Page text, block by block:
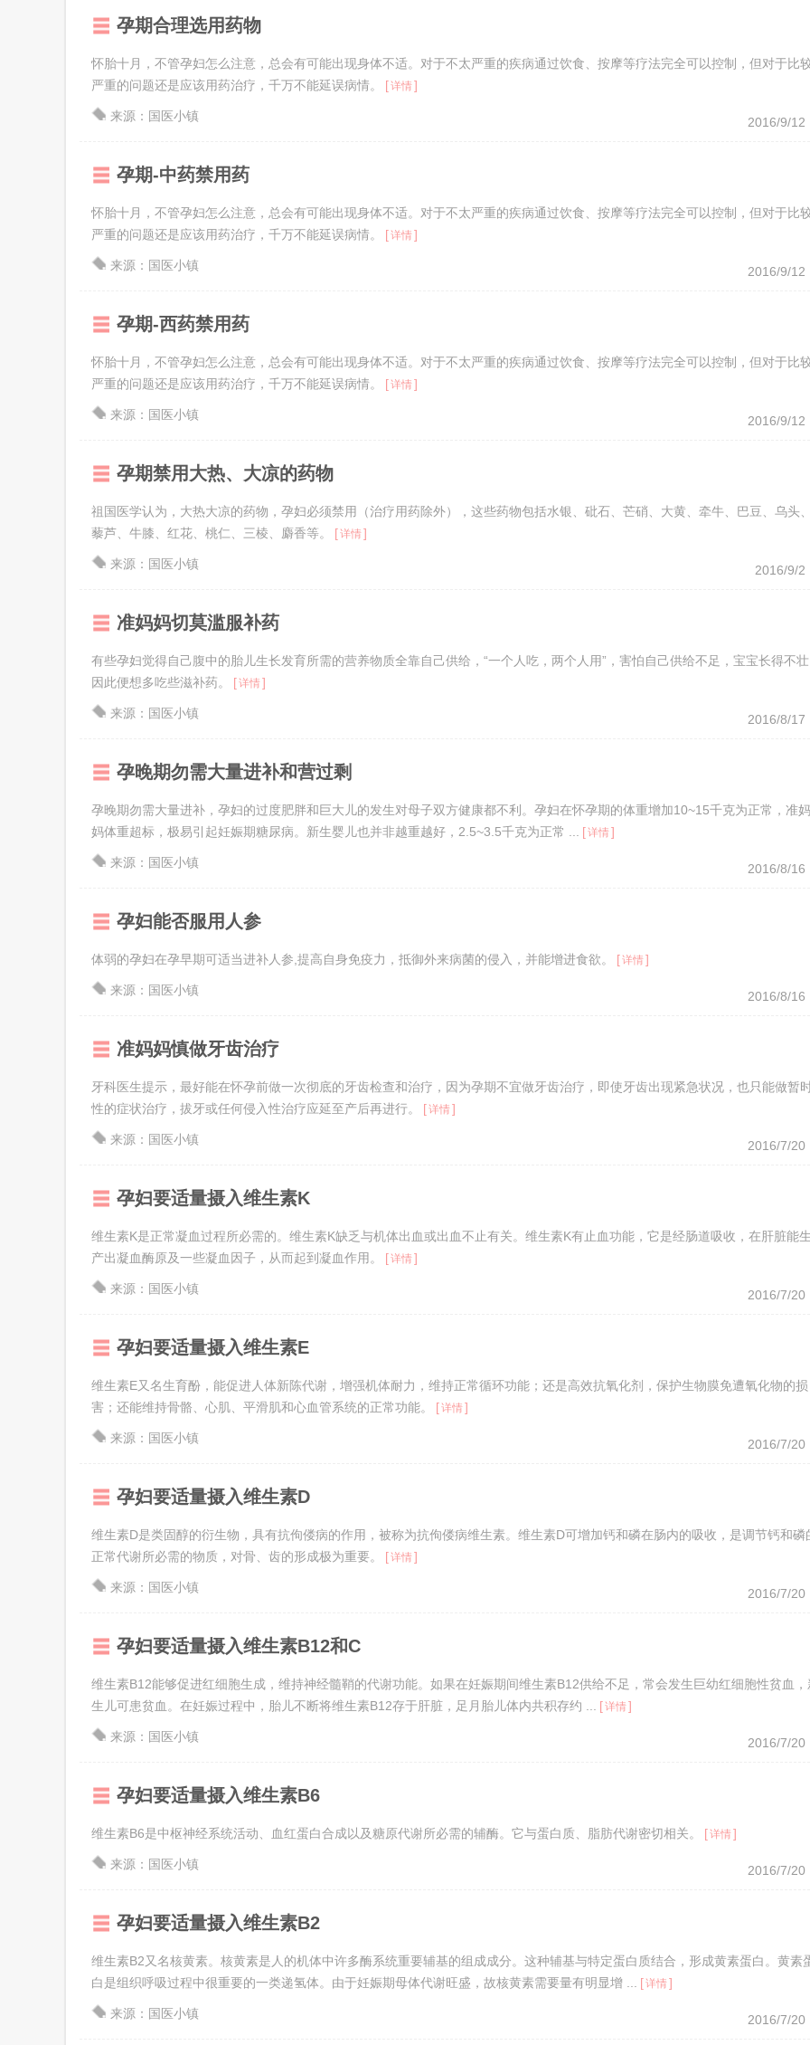
孕期合理选用药物
怀胎十月，不管孕妇怎么注意，总会有可能出现身体不适。对于不太严重的疾病通过饮食、按摩等疗法完全可以控制，但对于比
严重的问题还是应该用药治疗，千万不能延误病情。
[详情]
2016/9/12
来源：国医小镇
孕期-中药禁用药
怀胎十月，不管孕妇怎么注意，总会有可能出现身体不适。对于不太严重的疾病通过饮食、按摩等疗法完全可以控制，但对于比
严重的问题还是应该用药治疗，千万不能延误病情。
[详情]
2016/9/12
来源：国医小镇
孕期-西药禁用药
怀胎十月，不管孕妇怎么注意，总会有可能出现身体不适。对于不太严重的疾病通过饮食、按摩等疗法完全可以控制，但对于比
严重的问题还是应该用药治疗，千万不能延误病情。
[详情]
2016/9/12
来源：国医小镇
孕期禁用大热、大凉的药物
祖国医学认为，大热大凉的药物，孕妇必须禁用（治疗用药除外），这些药物包括水银、砒石、芒硝、大黄、牵牛、巴豆、乌头
藜芦、牛膝、红花、桃仁、三棱、麝香等。
[详情]
2016/9/2
来源：国医小镇
准妈妈切莫滥服补药
有些孕妇觉得自己腹中的胎儿生长发育所需的营养物质全靠自己供给，“一个人吃，两个人用”，害怕自己供给不足，宝宝长得不
因此便想多吃些滋补药。
[详情]
2016/8/17
来源：国医小镇
孕晚期勿需大量进补和营过剩
孕晚期勿需大量进补，孕妇的过度肥胖和巨大儿的发生对母子双方健康都不利。孕妇在怀孕期的体重增加10~15千克为正常，准妈
妈体重超标，极易引起妊娠期糖尿病。新生婴儿也并非越重越好，2.5~3.5千克为正常 ...
[详情]
2016/8/16
来源：国医小镇
孕妇能否服用人参
体弱的孕妇在孕早期可适当进补人参,提高自身免疫力，抵御外来病菌的侵入，并能增进食欲。 [详情]
2016/8/16
来源：国医小镇
准妈妈慎做牙齿治疗
牙科医生提示，最好能在怀孕前做一次彻底的牙齿检查和治疗，因为孕期不宜做牙齿治疗，即使牙齿出现紧急状况，也只能做暂
性的症状治疗，拔牙或任何侵入性治疗应延至产后再进行。
[详情]
2016/7/20
来源：国医小镇
孕妇要适量摄入维生素K
维生素K是正常凝血过程所必需的。维生素K缺乏与机体出血或出血不止有关。维生素K有止血功能，它是经肠道吸收，在肝脏能
产出凝血酶原及一些凝血因子，从而起到凝血作用。
[详情]
2016/7/20
来源：国医小镇
孕妇要适量摄入维生素E
维生素E又名生育酚，能促进人体新陈代谢，增强机体耐力，维持正常循环功能；还是高效抗氧化剂，保护生物膜免遭氧化物的损
害；还能维持骨骼、心肌、平滑肌和心血管系统的正常功能。
[详情]
2016/7/20
来源：国医小镇
孕妇要适量摄入维生素D
维生素D是类固醇的衍生物，具有抗佝偻病的作用，被称为抗佝偻病维生素。维生素D可增加钙和磷在肠内的吸收，是调节钙和磷
正常代谢所必需的物质，对骨、齿的形成极为重要。
[详情]
2016/7/20
来源：国医小镇
孕妇要适量摄入维生素B12和C
维生素B12能够促进红细胞生成，维持神经髓鞘的代谢功能。如果在妊娠期间维生素B12供给不足，常会发生巨幼红细胞性贫血，
生儿可患贫血。在妊娠过程中，胎儿不断将维生素B12存于肝脏，足月胎儿体内共积存约 ...
[详情]
2016/7/20
来源：国医小镇
孕妇要适量摄入维生素B6
维生素B6是中枢神经系统活动、血红蛋白合成以及糖原代谢所必需的辅酶。它与蛋白质、脂肪代谢密切相关。 [详情]
2016/7/20
来源：国医小镇
孕妇要适量摄入维生素B2
维生素B2又名核黄素。核黄素是人的机体中许多酶系统重要辅基的组成成分。这种辅基与特定蛋白质结合，形成黄素蛋白。黄素
白是组织呼吸过程中很重要的一类递氢体。由于妊娠期母体代谢旺盛，故核黄素需要量有明显增 ...
[详情]
2016/7/20
来源：国医小镇